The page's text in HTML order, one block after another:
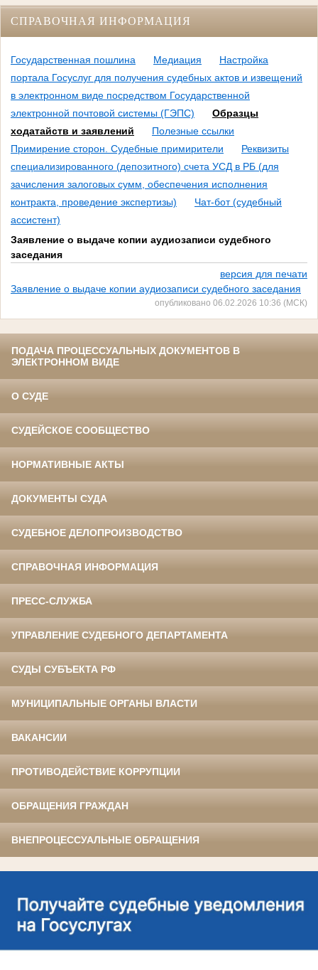
СПРАВОЧНАЯ ИНФОРМАЦИЯ
Государственная пошлина Медиация
Настройка
портала Госуслуг для получения судебных актов и извещений
в электронном виде посредством Государственной
электронной почтовой системы (ГЭПС)
Образцы
ходатайств и заявлений
Полезные ссылки
Примирение сторон. Судебные примирители
Реквизиты
специализированного (депозитного) счета УСД в РБ (для
зачисления залоговых сумм, обеспечения исполнения
контракта, проведение экспертизы)
Чат-бот (судебный
ассистент)
Заявление о выдаче копии аудиозаписи судебного
заседания
версия для печати
Заявление о выдаче копии аудиозаписи судебного заседания
опубликовано 06.02.2026 10:36 (МСК)
ПОДАЧА ПРОЦЕССУАЛЬНЫХ ДОКУМЕНТОВ В
ЭЛЕКТРОННОМ ВИДЕ
О СУДЕ
СУДЕЙСКОЕ СООБЩЕСТВО
НОРМАТИВНЫЕ АКТЫ
ДОКУМЕНТЫ СУДА
СУДЕБНОЕ ДЕЛОПРОИЗВОДСТВО
СПРАВОЧНАЯ ИНФОРМАЦИЯ
ПРЕСС-СЛУЖБА
УПРАВЛЕНИЕ СУДЕБНОГО ДЕПАРТАМЕНТА
СУДЫ СУБЪЕКТА РФ
МУНИЦИПАЛЬНЫЕ ОРГАНЫ ВЛАСТИ
ВАКАНСИИ
ПРОТИВОДЕЙСТВИЕ КОРРУПЦИИ
ОБРАЩЕНИЯ ГРАЖДАН
ВНЕПРОЦЕССУАЛЬНЫЕ ОБРАЩЕНИЯ